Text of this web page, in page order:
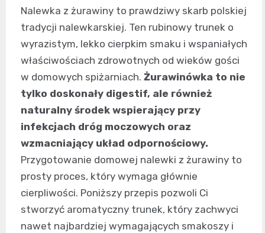
Nalewka z żurawiny to prawdziwy skarb polskiej
tradycji nalewkarskiej. Ten rubinowy trunek o
wyrazistym, lekko cierpkim smaku i wspaniałych
właściwościach zdrowotnych od wieków gości
w domowych spiżarniach. Żurawinówka to nie
tylko doskonały digestif, ale również
naturalny środek wspierający przy
infekcjach dróg moczowych oraz
wzmacniający układ odpornościowy.
Przygotowanie domowej nalewki z żurawiny to
prosty proces, który wymaga głównie
cierpliwości. Poniższy przepis pozwoli Ci
stworzyć aromatyczny trunek, który zachwyci
nawet najbardziej wymagających smakoszy i